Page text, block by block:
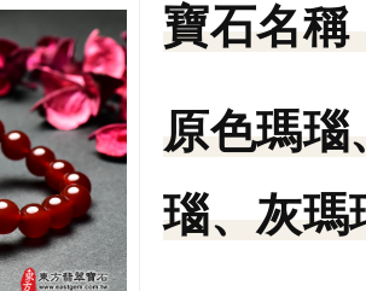
寶石名稱
原色瑪瑙
瑙、灰瑪